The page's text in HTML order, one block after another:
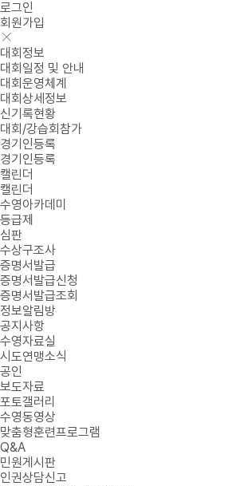
로그인
회원가입
대회정보
대회일정 및 안내
대회운영체계
대회상세정보
신기록현황
대회/강습회참가
경기인등록
경기인등록
캘린더
캘린더
수영아카데미
등급제
심판
수상구조사
증명서발급
증명서발급신청
증명서발급조회
정보알림방
공지사항
수영자료실
시도연맹소식
공인
보도자료
포토갤러리
수영동영상
맞춤형훈련프로그램
Q&A
민원게시판
인권상담신고